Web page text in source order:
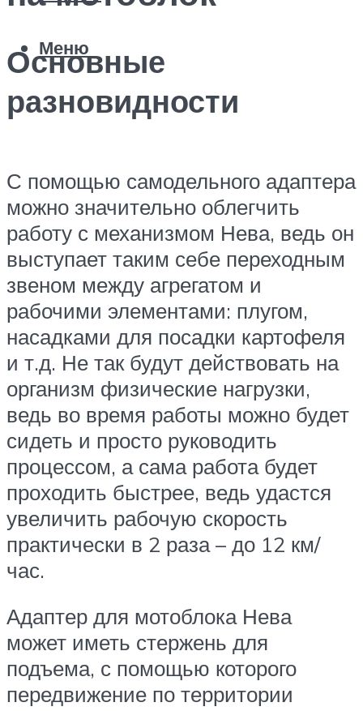
Меню
Основные
разновидности
С помощью самодельного адаптера
можно значительно облегчить
работу с механизмом Нева, ведь он
выступает таким себе переходным
звеном между агрегатом и
рабочими элементами: плугом,
насадками для посадки картофеля
и т.д. Не так будут действовать на
организм физические нагрузки,
ведь во время работы можно будет
сидеть и просто руководить
процессом, а сама работа будет
проходить быстрее, ведь удастся
увеличить рабочую скорость
практически в 2 раза – до 12 км/
час.
Адаптер для мотоблока Нева
может иметь стержень для
подъема, с помощью которого
передвижение по территории